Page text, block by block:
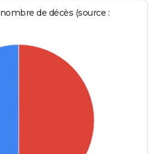
de décès (source :